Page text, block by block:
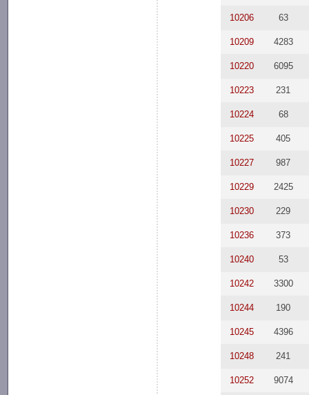
10206 63
10209 4283
10220 6095
10223 231
10224 68
10225 405
10227 987
10229 2425
10230 229
10236 373
10240 53
10242 3300
10244 190
10245 4396
10248 241
10252 9074